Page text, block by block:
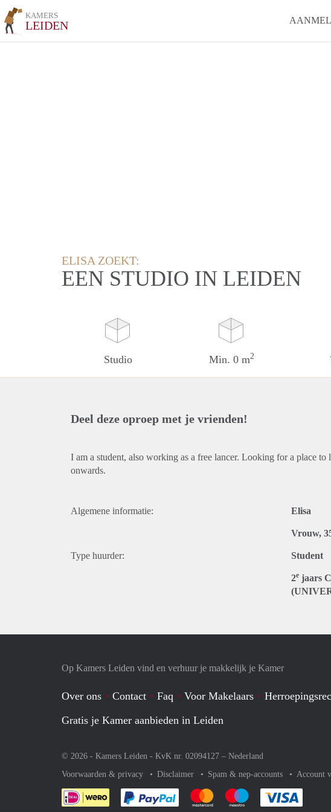
KAMERS
LEIDEN
ELISA ZOEKT:
EEN STUDIO IN LEIDEN
Studio Min. 0 m2
Deel deze oproep met je vrienden!
I am a student, also working as a free lancer. Looking for a place
onwards.
Algemene informatie: Elisa
Vrouw,
Type huurder: Student
2e jaars
Op Kamers Leiden vind en verhuur je makkelijk je Kamer
Over ons Contact Faq Voor Makelaars
Gratis je Kamer aanbieden in Leiden
© 2026 - Kamers Leiden - KvK nr. 02094127 – Nederland
Voorwaarden & privacy
Disclaimer Spam & nep-accounts Account
Je rekent gemakkelijk af met Paypal
Je rekent gemakkelijk af met
Je rekent gemakkelijk